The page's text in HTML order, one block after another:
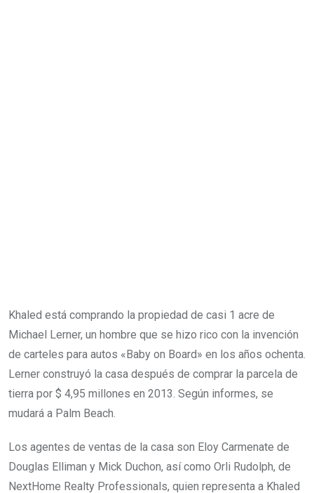
Khaled está comprando la propiedad de casi 1 acre de
Michael Lerner, un hombre que se hizo rico con la invención
de carteles para autos «Baby on Board» en los años ochenta.
Lerner construyó la casa después de comprar la parcela de
tierra por $ 4,95 millones en 2013. Según informes, se
mudará a Palm Beach.
Los agentes de ventas de la casa son Eloy Carmenate de
Douglas Elliman y Mick Duchon, así como Orli Rudolph, de
NextHome Realty Professionals, quien representa a Khaled